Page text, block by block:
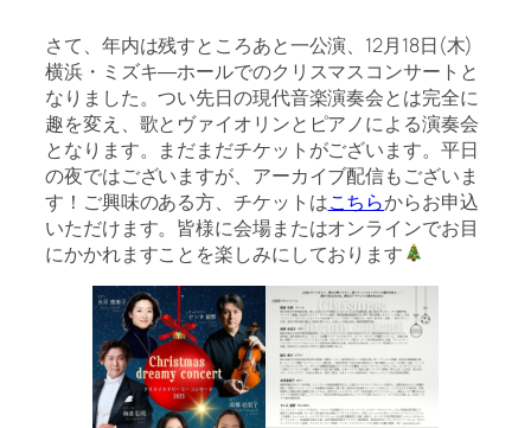
さて、年内は残すところあと一公演、12月18日(木)
横浜・ミズキ―ホールでのクリスマスコンサートと
なりました。つい先日の現代音楽演奏会とは完全に
趣を変え、歌とヴァイオリンとピアノによる演奏会
となります。まだまだチケットがございます。平日
の夜ではございますが、アーカイブ配信もございま
す！ご興味のある方、チケットはこちらからお申込
いただけます。皆様に会場またはオンラインでお目
にかかれますことを楽しみにしております